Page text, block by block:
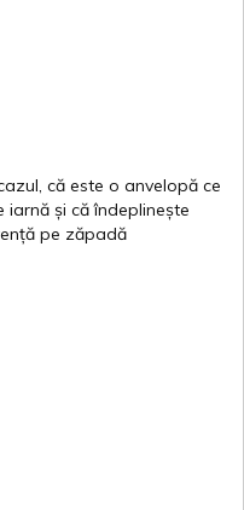
, că este o anvelopă ce
iarnă și că îndeplinește
pe zăpadă